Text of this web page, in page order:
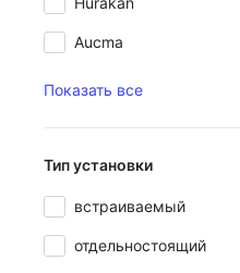
Aucma
Показать все
Тип установки
встраиваемый
отдельностоящий